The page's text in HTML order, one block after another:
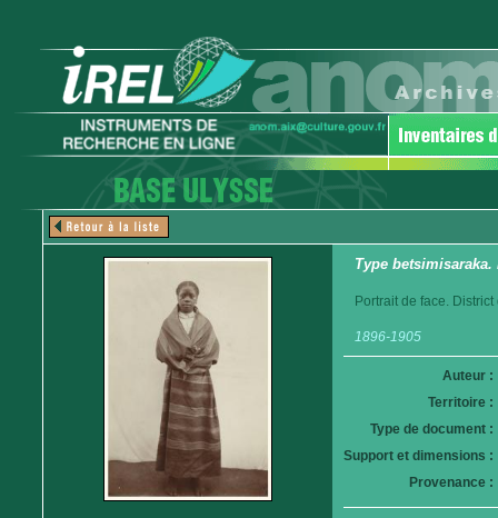
Type
Portrait de face.
1896-1905
Auteur :
Territoire :
Type de document :
Support et dimensions :
Provenance :